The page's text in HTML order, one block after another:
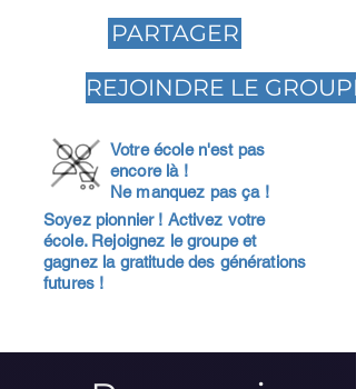
PARTAGER
REJOINDRE LE GROUPE
Votre école n'est pas
encore là !
Ne manquez pas ça !
Soyez pionnier ! Activez votre
école. Rejoignez le groupe et
gagnez la gratitude des générations
futures !